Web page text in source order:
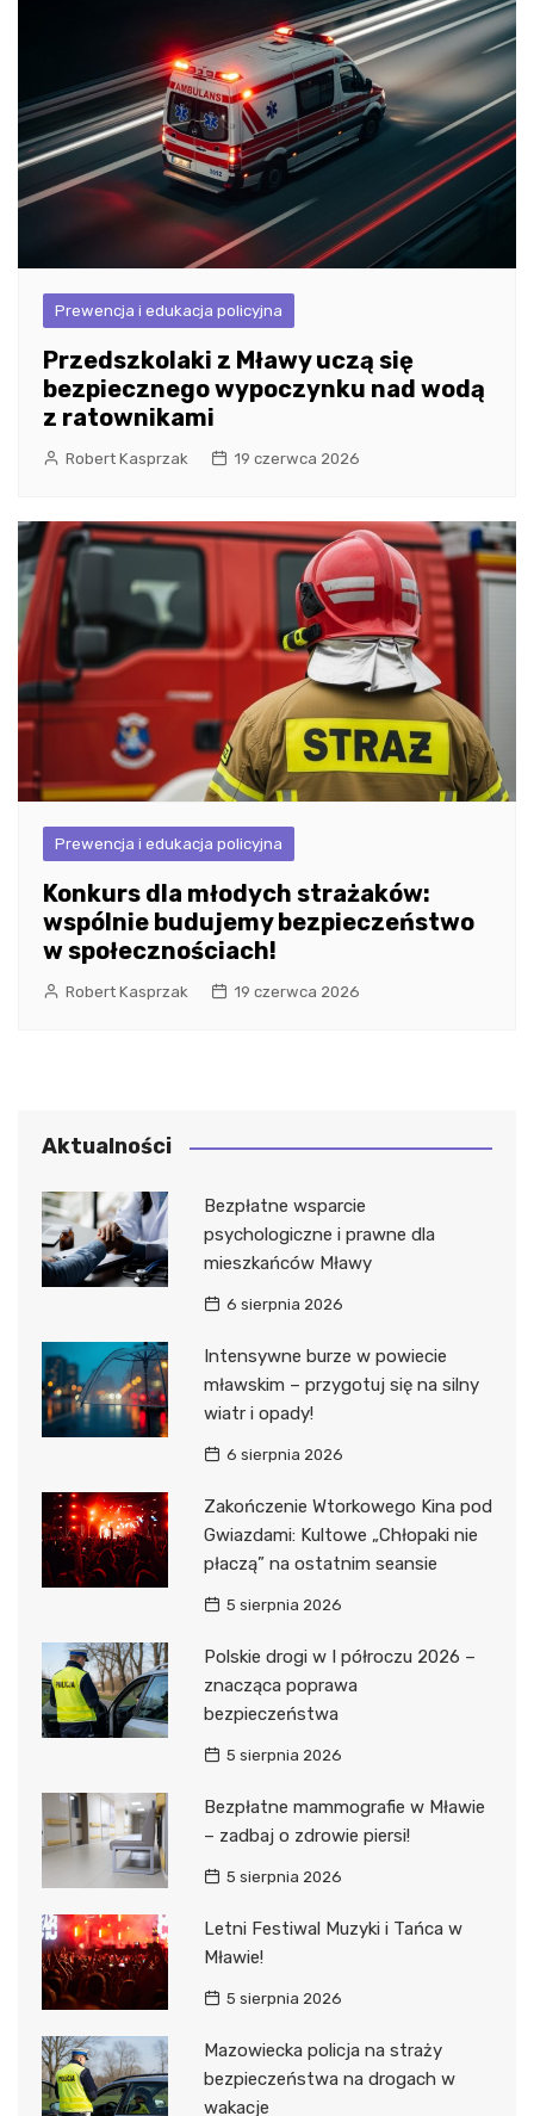
Prewencja i edukacja policyjna
Przedszkolaki z Mławy uczą się
bezpiecznego wypoczynku nad wodą
z ratownikami
Robert Kasprzak 19 czerwca 2026
Prewencja i edukacja policyjna
Konkurs dla młodych strażaków:
wspólnie budujemy bezpieczeństwo
w społecznościach!
Robert Kasprzak 19 czerwca 2026
Aktualności
Bezpłatne wsparcie
psychologiczne i prawne dla
mieszkańców Mławy
6 sierpnia 2026
Intensywne burze w powiecie
mławskim – przygotuj się na silny
wiatr i opady!
6 sierpnia 2026
Zakończenie Wtorkowego Kina pod
Gwiazdami: Kultowe „Chłopaki nie
płaczą” na ostatnim seansie
5 sierpnia 2026
Polskie drogi w I półroczu 2026 –
znacząca poprawa
bezpieczeństwa
5 sierpnia 2026
Bezpłatne mammografie w Mławie
– zadbaj o zdrowie piersi!
5 sierpnia 2026
Letni Festiwal Muzyki i Tańca w
Mławie!
5 sierpnia 2026
Mazowiecka policja na straży
bezpieczeństwa na drogach w
wakacje